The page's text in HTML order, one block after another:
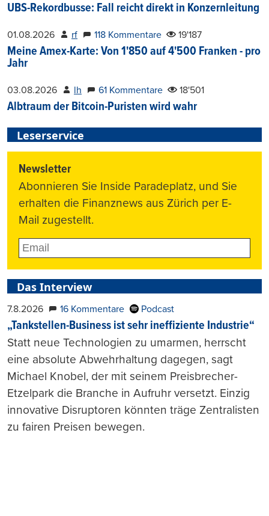
UBS-Rekordbusse: Fall reicht direkt in Konzernleitung
01.08.2026 rf 118 Kommentare 19'187
Meine Amex-Karte: Von 1'850 auf 4'500 Franken - pro
Jahr
03.08.2026 lh 61 Kommentare 18'501
Albtraum der Bitcoin-Puristen wird wahr
Leserservice
Newsletter
Abonnieren Sie Inside Paradeplatz, und Sie
erhalten die Finanznews aus Zürich per E-
Mail zugestellt.
Das Interview
7.8.2026 16 Kommentare Podcast
„Tankstellen-Business ist sehr ineffiziente Industrie“
Statt neue Technologien zu umarmen, herrscht
eine absolute Abwehrhaltung dagegen, sagt
Michael Knobel, der mit seinem Preisbrecher-
Etzelpark die Branche in Aufruhr versetzt. Einzig
innovative Disruptoren könnten träge Zentralisten
zu fairen Preisen bewegen.